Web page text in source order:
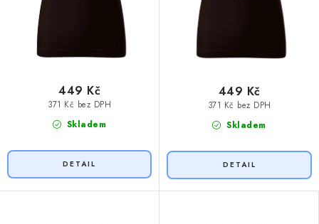
Skladem
371 Kč bez DPH
449 Kč
Skladem
371 Kč bez DPH
449 Kč